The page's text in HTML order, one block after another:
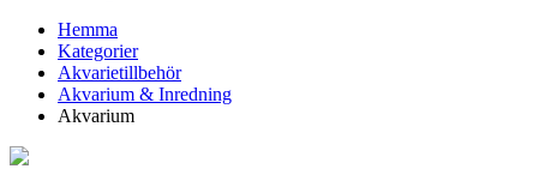
Hemma
Kategorier
Akvarietillbehör
Akvarium & Inredning
Akvarium